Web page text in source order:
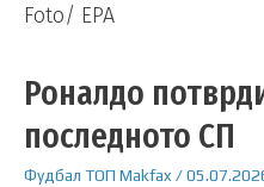
Foto/ EPA
Роналдо
последното СП
Фудбал ТОП Makfax /